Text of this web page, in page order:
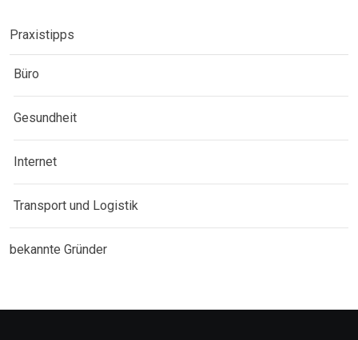
Praxistipps
Büro
Gesundheit
Internet
Transport und Logistik
bekannte Gründer